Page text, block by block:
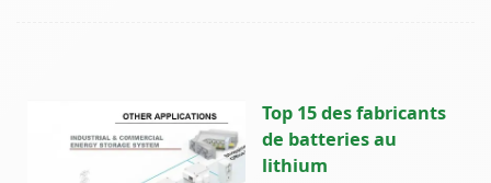
Top 15 des fabricants
de batteries au
lithium